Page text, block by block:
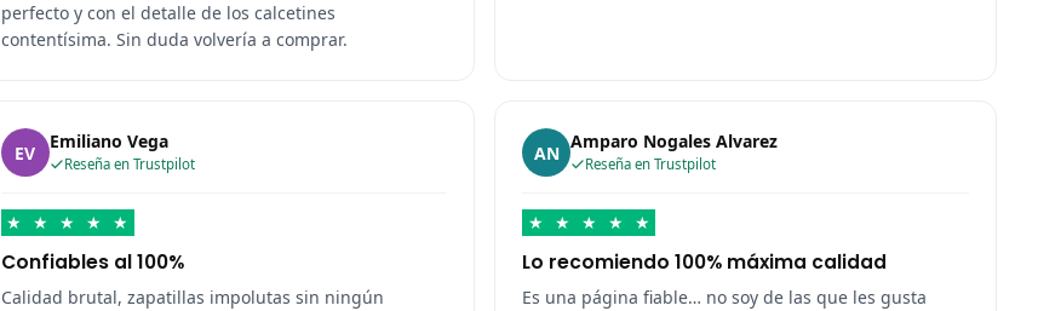
perfecto y con el detalle de los calcetines
contentísima. Sin duda volvería a comprar.
EV Emiliano Vega
Reseña en Trustpilot
★ ★ ★ ★ ★
Confiables al 100%
Calidad brutal, zapatillas impolutas sin ningún
AN Amparo Nogales Alvarez
Reseña en Trustpilot
★ ★ ★ ★ ★
Lo recomiendo 100% máxima calidad
Es una página fiable… no soy de las que les gusta